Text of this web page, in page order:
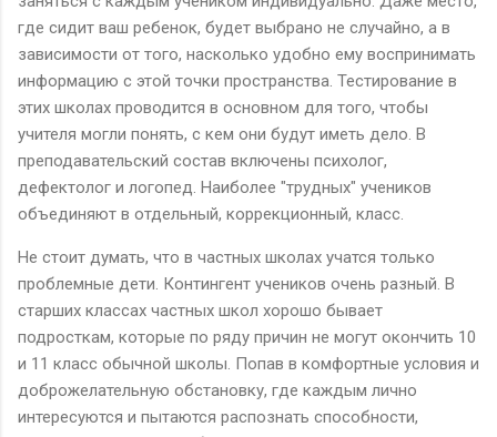
где сидит ваш ребенок, будет выбрано не случайно, а в
зависимости от того, насколько удобно ему воспринимать
информацию с этой точки пространства. Тестирование в
этих школах проводится в основном для того, чтобы
учителя могли понять, с кем они будут иметь дело. В
преподавательский состав включены психолог,
дефектолог и логопед. Наиболее "трудных" учеников
объединяют в отдельный, коррекционный, класс.
Не стоит думать, что в частных школах учатся только
проблемные дети. Контингент учеников очень разный. В
старших классах частных школ хорошо бывает
подросткам, которые по ряду причин не могут окончить 10
и 11 класс обычной школы. Попав в комфортные условия и
доброжелательную обстановку, где каждым лично
интересуются и пытаются распознать способности,